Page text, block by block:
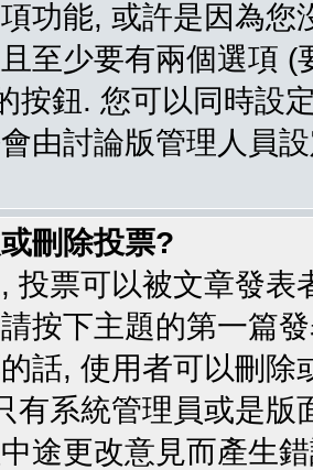
功能, 或許是因為
至少要有兩個選項
按鈕. 您可以同時設
由討論版管理人員
刪除投票?
投票可以被文章發
按下主題的第一篇
話, 使用者可以刪
有系統管理員或是
途更改意見而產生